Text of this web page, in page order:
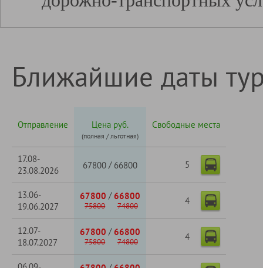
Ближайшие даты
Отправление Цена руб.
(полная / льготная)
Свободные места
17.08-
23.08.2026
67800 / 66800 5
13.06-
19.06.2027
67800 /66800
75800 74800
4
12.07-
18.07.2027
67800 /66800
75800 74800
4